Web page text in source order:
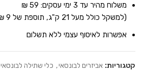
משלוח מהיר עד 3 ימי עסקים: 59 ₪
(למשקל כולל מעל 21 ק"ג, תוספת של 9 ₪ לכל 10 ק"ג נוספים)
אפשרות לאיסוף עצמי ללא תשלום
קטגוריות: אביזרים לבונסאי, כלי שתילה לבונסאי